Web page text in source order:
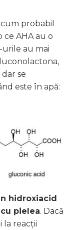
probabil
AHA au o
urile au mai
se
este în apă:
hidroxiacid
pielea. Dacă
la reacții